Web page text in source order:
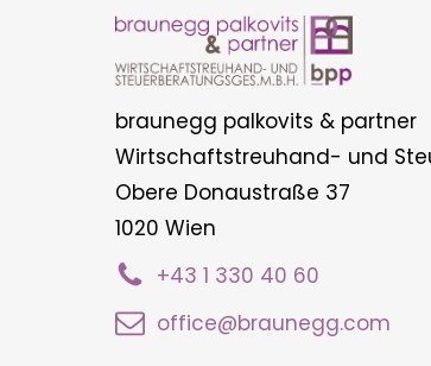
braunegg palkovits & partner
Wirtschaftstreuhand- und
Obere Donaustraße 37
1020 Wien
+43 1 330 40 60
office@braunegg.com